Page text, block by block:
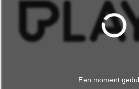
Een moment